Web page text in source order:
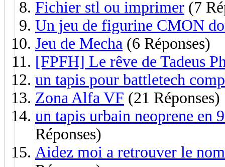
Fichier stl ou imprimer (7
Un jeu de figurine CMON
Jeu de Mecha (6 Réponses)
[FPFH] Le rêve de Tadeus
un tapis pour battletech
Zona Alfa VF (21 Réponses)
un tapis urbain neoprene en
Réponses)
Aidez moi a retrouver le